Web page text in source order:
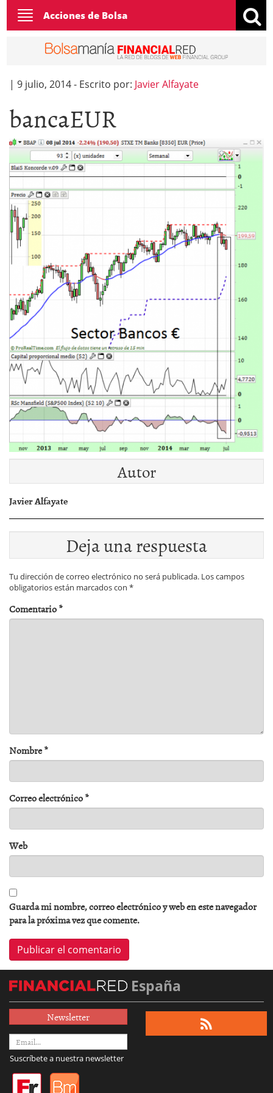
Toggle
navigation
Acciones de Bolsa
| 9 julio, 2014- Escrito por: Javier Alfayate
bancaEUR
Autor
Javier Alfayate
Deja una respuesta
Tu dirección de correo electrónico no será publicada. Los campos
obligatorios están marcados con *
Comentario*
Nombre*
Correo electrónico*
Web
Guarda mi nombre, correo electrónico y web en este navegador
para la próxima vez que comente.
España
Newsletter
Suscríbete a nuestra newsletter